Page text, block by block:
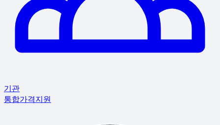
기관
통합가격지원